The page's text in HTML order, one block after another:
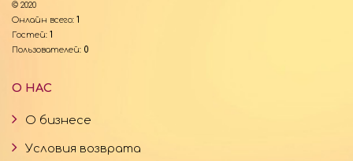
© 2020
Онлайн всего: 1
Гостей: 1
Пользователей: 0
О НАС
О бизнесе
Условия возврата